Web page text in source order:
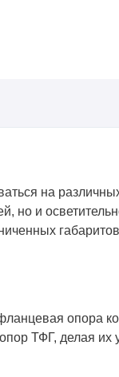
на
но и
опора
ТФГ, делая